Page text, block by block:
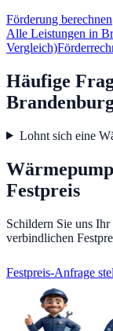
Förderung berechnen
Alle Leistungen in
Vergleich)
Häufige
Lohnt sich eine
Festpreis
Schildern Sie uns
verbindlichen
Festpreis-Anfrage